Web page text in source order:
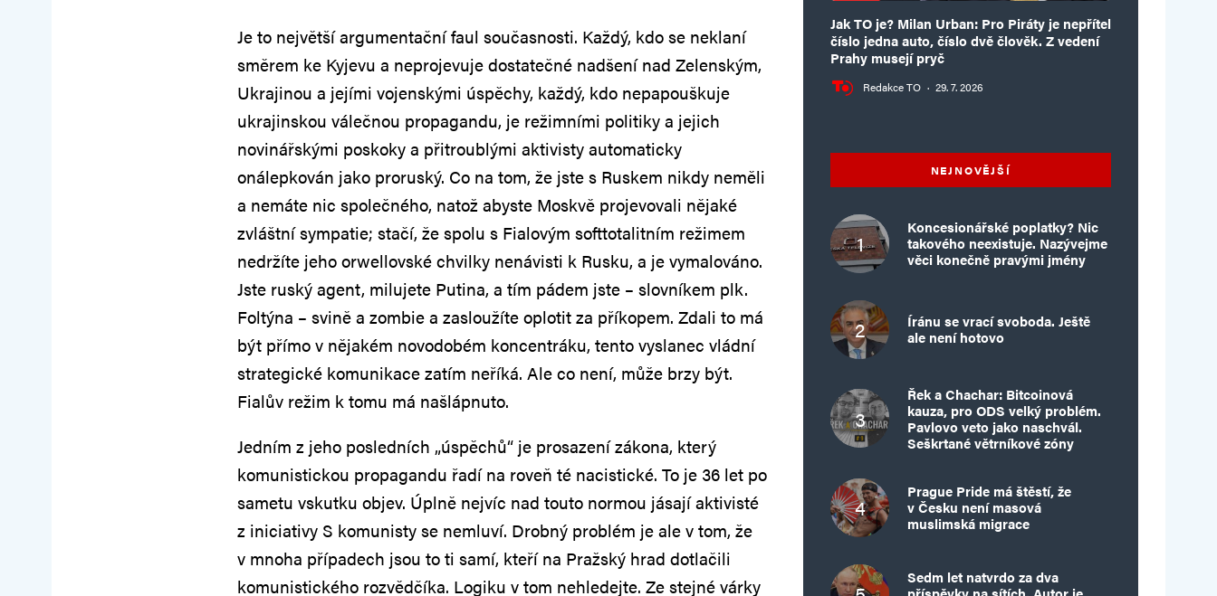
Je to největší argumentační faul současnosti. Každý, kdo se neklaní
směrem ke Kyjevu a neprojevuje dostatečné nadšení nad Zelenským,
Ukrajinou a jejími vojenskými úspěchy, každý, kdo nepapouškuje
ukrajinskou válečnou propagandu, je režimními politiky a jejich
novinářskými poskoky a přitroublými aktivisty automaticky
onálepkován jako proruský. Co na tom, že jste s Ruskem nikdy neměli
a nemáte nic společného, natož abyste Moskvě projevovali nějaké
zvláštní sympatie; stačí, že spolu s Fialovým softtotalitním režimem
nedržíte jeho orwellovské chvilky nenávisti k Rusku, a je vymalováno.
Jste ruský agent, milujete Putina, a tím pádem jste – slovníkem plk.
Foltýna – svině a zombie a zasloužíte oplotit za příkopem. Zdali to má
být přímo v nějakém novodobém koncentráku, tento vyslanec vládní
strategické komunikace zatím neříká. Ale co není, může brzy být.
Fialův režim k tomu má našlápnuto.
Jedním z jeho posledních „úspěchů“ je prosazení zákona, který
komunistickou propagandu řadí na roveň té nacistické. To je 36 let po
sametu vskutku objev. Úplně nejvíc nad touto normou jásají aktivisté
z iniciativy S komunisty se nemluví. Drobný problém je ale v tom, že
v mnoha případech jsou to ti samí, kteří na Pražský hrad dotlačili
komunistického rozvědčíka. Logiku v tom nehledejte. Ze stejné várky
Jak TO je? Milan Urban: Pro Piráty je nepřítel
číslo jedna auto, číslo dvě člověk. Z vedení
Prahy musejí pryč
Redakce TO · 29. 7. 2026
NEJNOVĚJŠÍ
Koncesionářské poplatky? Nic
takového neexistuje. Nazývejme
věci konečně pravými jmény
Íránu se vrací svoboda. Ještě
ale není hotovo
Řek a Chachar: Bitcoinová
kauza, pro ODS velký problém.
Pavlovo veto jako naschvál.
Seškrtané větrníkové zóny
Prague Pride má štěstí, že
v Česku není masová
muslimská migrace
Sedm let natvrdo za dva